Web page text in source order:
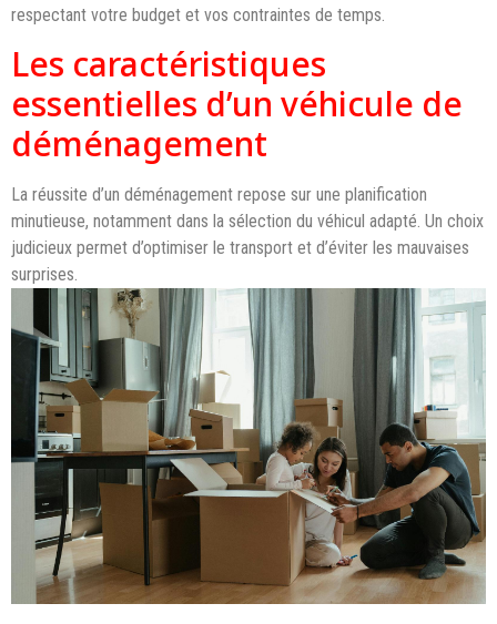
respectant votre budget et vos contraintes de temps.
Les caractéristiques
essentielles d’un véhicule de
déménagement
La réussite d’un déménagement repose sur une planification
minutieuse, notamment dans la sélection du véhicul adapté. Un choix
judicieux permet d’optimiser le transport et d’éviter les mauvaises
surprises.